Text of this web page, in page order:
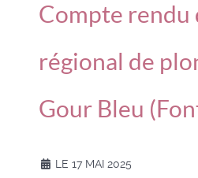
Compte rendu
régional de
Gour Bleu
LE 17 MAI 2025